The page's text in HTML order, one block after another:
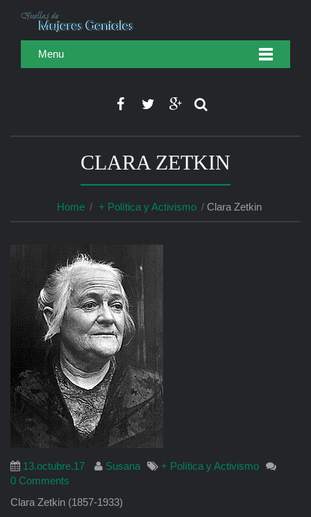
Menu
CLARA ZETKIN
Home + Política y Activismo Clara Zetkin
13.octubre.17 Susana
+ Política y Activismo
0 Comments
Clara Zetkin (1857-1933)